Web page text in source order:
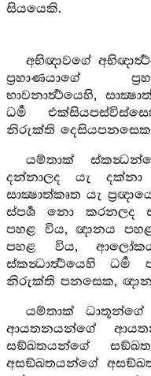
සියයෙකි.
අභිඥාවගේ
ප්‍රහාණයාගේ
භාවනාර්‍ත්‍ථයෙහි,
ධර්‍ම
නිරුක්ති
යම්තාක්
දන්නාලද යැ
සාක්‍ෂාත්කෘත යැ
ස්පර්‍ශ නො කරනලද
පහළ විය, ඥානය පහළ
පහළ විය,
ස්කන්‍ධාර්‍ත්‍ථයෙහි
නිරුක්ති පනසෙක,
යම්තාක් ධාතූන්ගේ
ආයතනයන්ගේ
සඞ්ඛතයන්ගේ
අසඞ්ඛතයන්ගේ